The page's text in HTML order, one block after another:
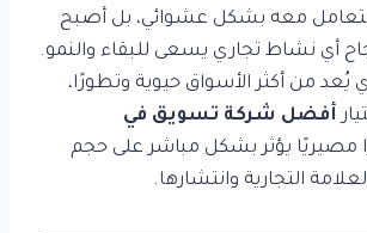
التعامل معه بشكل عشوائي، بل أصبح
أي نشاط تجاري يسعى للبقاء والنمو.
من أكثر الأسواق حيوية وتطورًا،
أفضل شركة تسويق في
مصيريًا يؤثر بشكل مباشر على حجم
التجارية وانتشارها.